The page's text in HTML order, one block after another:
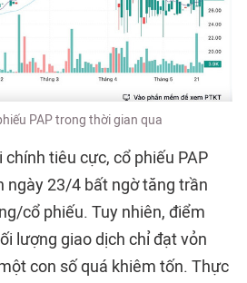
PAP trong thời gian qua
tiêu cực, cổ phiếu PAP
ngày 23/4 bất ngờ tăng trần
cổ phiếu. Tuy nhiên, điểm
lượng giao dịch chỉ đạt vỏn
con số quá khiêm tốn. Thực